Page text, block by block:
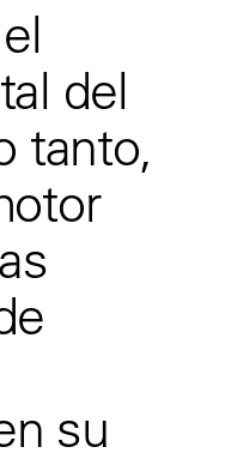
del
tanto,
su